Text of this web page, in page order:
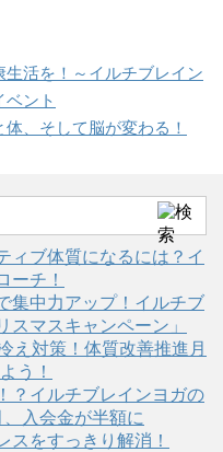
活を！～イルチブレイン
ント
体、そして脳が変わる！
ィブ体質になるには？イ
ーチ！
集中力アップ！イルチブ
スマスキャンペーン」
え対策！体質改善推進月
う！
？イルチブレインヨガの
、入会金が半額に
スをすっきり解消！